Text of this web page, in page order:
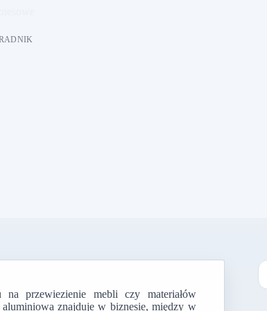
przewiezienie mebli czy materiałów
aluminiowa znajduje w biznesie, między w